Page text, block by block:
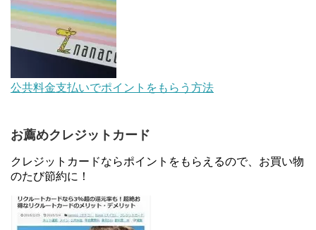
【対象者限定】楽天ペイで決済すると最大300ポイ
ントキャンペーン！～6/1
デジタルギフト改悪でいろいろ手数料徴収へ！8/3
～
au Pay等に等価交換できる「えらべるギフト」がフ
ァミリマートとミニストップで登場！WAON1%還
元で新ルート誕生！？
JCBカードWでApple Pay追加時のナビダイヤル
0570を回避する方法
公共料金支払いでポイントをもらう方法
お薦めクレジットカード
クレジットカードならポイントをもらえるので、お買い物
のたび節約に！